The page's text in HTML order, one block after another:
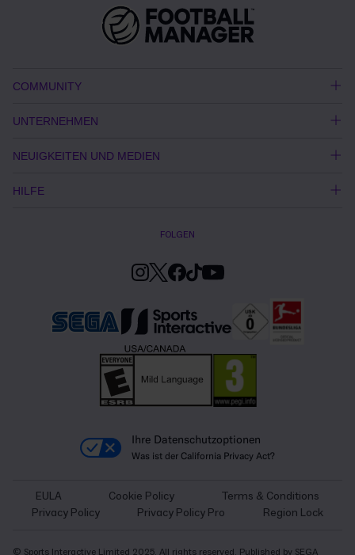
COMMUNITY
UNTERNEHMEN
NEUIGKEITEN UND MEDIEN
HILFE
FOLGEN
Ihre Datenschutzoptionen
Was ist der California Privacy Act?
EULA Cookie Policy
Terms & Conditions
Privacy Policy
Privacy Policy Pro Region Lock
© Sports Interactive Limited 2025. All rights reserved. Published by SEGA